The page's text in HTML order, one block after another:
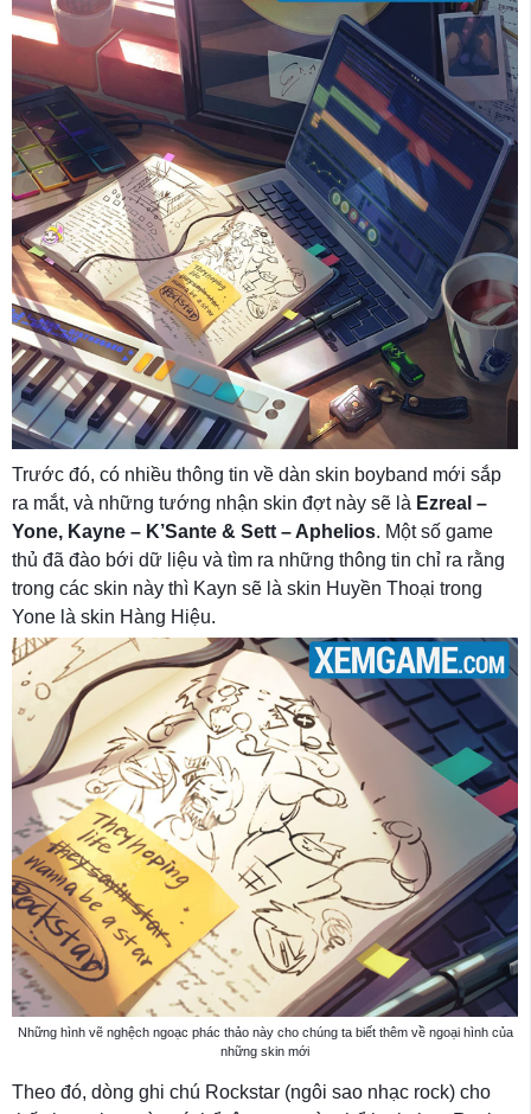
Trước đó, có nhiều thông tin về dàn skin boyband mới sắp
ra mắt, và những tướng nhận skin đợt này sẽ là Ezreal –
Yone, Kayne – K’Sante & Sett – Aphelios. Một số game
thủ đã đào bới dữ liệu và tìm ra những thông tin chỉ ra rằng
trong các skin này thì Kayn sẽ là skin Huyền Thoại trong
Yone là skin Hàng Hiệu.
Những hình vẽ nghệch ngoạc phác thảo này cho chúng ta biết thêm về ngoại hình của
những skin mới
Theo đó, dòng ghi chú Rockstar (ngôi sao nhạc rock) cho